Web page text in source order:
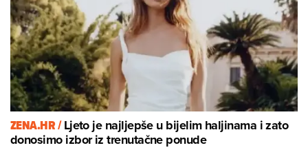
ZENA.HR /Ljeto je najljepše u bijelim haljinama i zato
donosimo izbor iz trenutačne ponude